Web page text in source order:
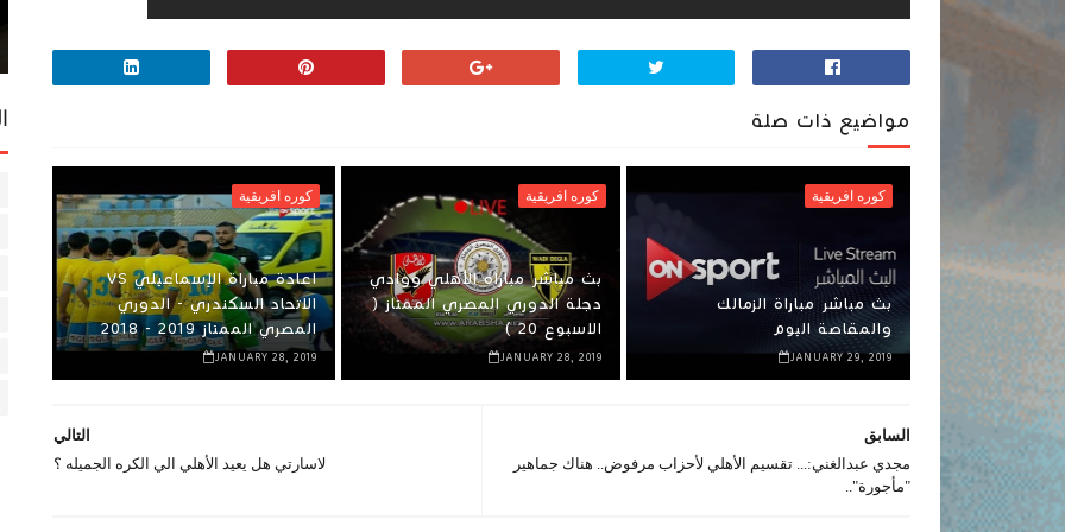
مواضيع ذات صلة
كوره افريقية
بث مباشر مباراة الزمالك
والمقاصة اليوم
JANUARY 29, 2019
كوره افريقية
بث مباشر مباراه الأهلي ووادي
دجلة الدوري المصري الممتاز (
الاسبوع 20 )
JANUARY 28, 2019
كوره افريقية
اعادة مباراة الإسماعيلي VS
الاتحاد السكندري - الدوري
المصري الممتاز 2019 - 2018
JANUARY 28, 2019
التالي
لاسارتي هل يعيد الأهلي الي الكره الجميله ؟
السابق
مجدي عبدالغني:... تقسيم الأهلي لأحزاب مرفوض.. هناك جماهير
"مأجورة"..